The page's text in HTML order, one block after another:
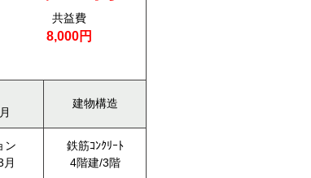
共益費
8,000円
建物構造
ン
月
鉄筋ｺﾝｸﾘｰﾄ
4階建/3階